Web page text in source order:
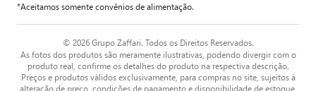
*Aceitamos somente convênios de alimentação.
© 2026 Grupo Zaffari. Todos os Direitos Reservados.
As fotos dos produtos são meramente ilustrativas, podendo divergir com o
produto real, confirme os detalhes do produto na respectiva descrição.
Preços e produtos válidos exclusivamente, para compras no site, sujeitos à
alteração de preço, condições de pagamento e disponibilidade de estoque,